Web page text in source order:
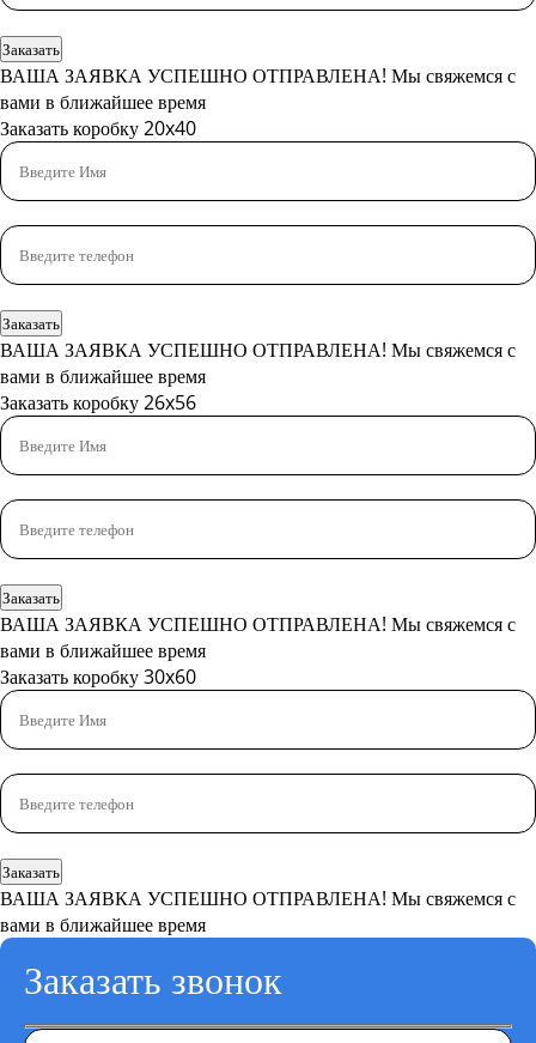
Заказать
ВАША ЗАЯВКА УСПЕШНО ОТПРАВЛЕНА! Мы свяжемся с
вами в ближайшее время
Заказать коробку 20x40
Заказать
ВАША ЗАЯВКА УСПЕШНО ОТПРАВЛЕНА! Мы свяжемся с
вами в ближайшее время
Заказать коробку 26x56
Заказать
ВАША ЗАЯВКА УСПЕШНО ОТПРАВЛЕНА! Мы свяжемся с
вами в ближайшее время
Заказать коробку 30x60
Заказать
ВАША ЗАЯВКА УСПЕШНО ОТПРАВЛЕНА! Мы свяжемся с
вами в ближайшее время
Заказать звонок